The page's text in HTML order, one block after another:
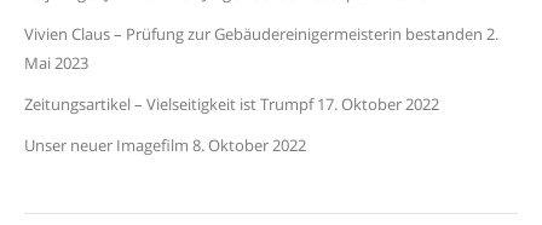
Vivien Claus – Prüfung zur Gebäudereinigermeisterin bestanden 2.
Mai 2023
Zeitungsartikel – Vielseitigkeit ist Trumpf 17. Oktober 2022
Unser neuer Imagefilm 8. Oktober 2022